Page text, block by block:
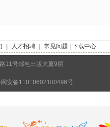
人才招聘｜ 常见问题 下载中心
11号邮电出版大厦9层
网安备11010602100496号